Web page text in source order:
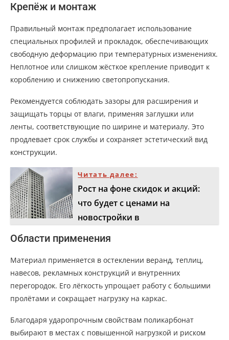
Крепёж и монтаж
Правильный монтаж предполагает использование
специальных профилей и прокладок, обеспечивающих
свободную деформацию при температурных изменениях.
Неплотное или слишком жёсткое крепление приводит к
короблению и снижению светопропускания.
Рекомендуется соблюдать зазоры для расширения и
защищать торцы от влаги, применяя заглушки или
ленты, соответствующие по ширине и материалу. Это
продлевает срок службы и сохраняет эстетический вид
конструкции.
Читать далее:
Рост на фоне скидок и акций:
что будет с ценами на
новостройки в
Области применения
Материал применяется в остеклении веранд, теплиц,
навесов, рекламных конструкций и внутренних
перегородок. Его лёгкость упрощает работу с большими
пролётами и сокращает нагрузку на каркас.
Благодаря ударопрочным свойствам поликарбонат
выбирают в местах с повышенной нагрузкой и риском